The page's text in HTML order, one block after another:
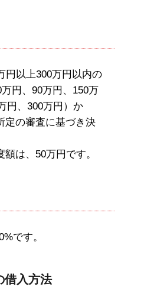
円以上300万円以内の
円、90万円、150万
円、300万円）か
定の審査に基づき決
は、50万円です。
です。
借入方法